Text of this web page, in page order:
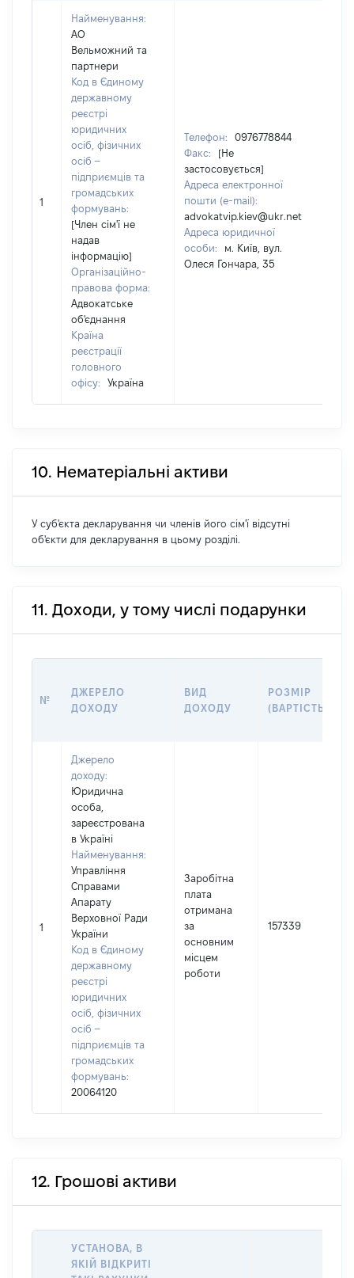
1
Найменування:
АО
Вельможний та
партнери
Код в Єдиному
державному
реєстрі
юридичних
осіб, фізичних
осіб –
підприємців та
громадських
формувань:
[Член сім'ї не
надав
інформацію]
Організаційно-
правова форма:
Адвокатське
об'єднання
Країна
реєстрації
головного
офісу:
Україна
Телефон:
0976778844
Факс:
[Не
застосовується]
Адреса електронної
пошти (e-mail):
advokatvip.kiev@ukr.net
Адреса юридичної
особи:
м. Київ, вул.
Олеся Гончара, 35
10. Нематеріальні активи
У суб'єкта декларування чи членів його сім'ї відсутні
об'єкти для декларування в цьому розділі.
11. Доходи, у тому числі подарунки
№
ДЖЕРЕЛО
ДОХОДУ
ВИД
ДОХОДУ
РОЗМІР
(ВАРТІСТЬ)
1
Джерело
доходу:
Юридична
особа,
зареєстрована
в Україні
Найменування:
Управління
Справами
Апарату
Верховної Ради
України
Код в Єдиному
державному
реєстрі
юридичних
осіб, фізичних
осіб –
підприємців та
громадських
формувань:
20064120
Заробітна
плата
отримана
за
основним
місцем
роботи
157339
12. Грошові активи
УСТАНОВА, В
ЯКІЙ ВІДКРИТІ